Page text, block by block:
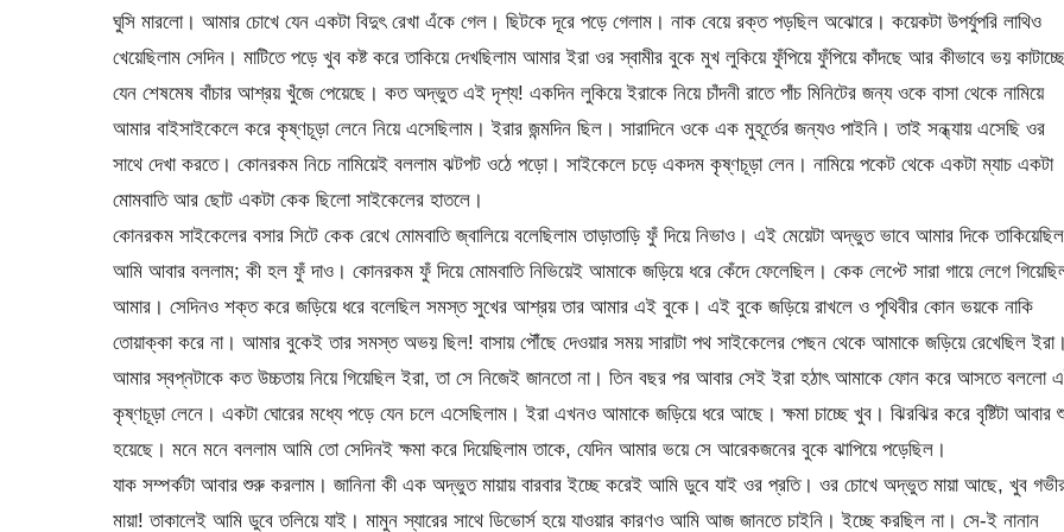
ঘুসি মারলো। আমার চোখে যেন একটা বিদুৎ রেখা এঁকে গেল। ছিটকে দূরে পড়ে গেলাম। নাক বেয়ে রক্ত পড়ছিল অঝোরে। কয়েকটা উপর্যুপরি লাথিও
খেয়েছিলাম সেদিন। মাটিতে পড়ে খুব কষ্ট করে তাকিয়ে দেখছিলাম আমার ইরা ওর স্বামীর বুকে মুখ লুকিয়ে ফুঁপিয়ে ফুঁপিয়ে কাঁদছে আর কীভাবে ভয়
যেন শেষমেষ বাঁচার আশ্রয় খুঁজে পেয়েছে। কত অদ্ভুত এই দৃশ্য! একদিন লুকিয়ে ইরাকে নিয়ে চাঁদনী রাতে পাঁচ মিনিটের জন্য ওকে বাসা থেকে নামিয়ে
আমার বাইসাইকেলে করে কৃষ্ণচূড়া লেনে নিয়ে এসেছিলাম। ইরার জন্মদিন ছিল। সারাদিনে ওকে এক মুহূর্তের জন্যও পাইনি। তাই সন্ধ্যায় এসেছি ওর
সাথে দেখা করতে। কোনরকম নিচে নামিয়েই বললাম ঝটপট ওঠে পড়ো। সাইকেলে চড়ে একদম কৃষ্ণচূড়া লেন। নামিয়ে পকেট থেকে একটা ম্যাচ একটা
মোমবাতি আর ছোট একটা কেক ছিলো সাইকেলের হাতলে।
কোনরকম সাইকেলের বসার সিটে কেক রেখে মোমবাতি জ্বালিয়ে বলেছিলাম তাড়াতাড়ি ফুঁ দিয়ে নিভাও। এই মেয়েটা অদ্ভুত ভাবে আমার দিকে
আমি আবার বললাম; কী হল ফুঁ দাও। কোনরকম ফুঁ দিয়ে মোমবাতি নিভিয়েই আমাকে জড়িয়ে ধরে কেঁদে ফেলেছিল। কেক লেপ্টে সারা গায়ে লেগে
আমার। সেদিনও শক্ত করে জড়িয়ে ধরে বলেছিল সমস্ত সুখের আশ্রয় তার আমার এই বুকে। এই বুকে জড়িয়ে রাখলে ও পৃথিবীর কোন ভয়কে নাকি
তোয়াক্কা করে না। আমার বুকেই তার সমস্ত অভয় ছিল! বাসায় পৌঁছে দেওয়ার সময় সারাটা পথ সাইকেলের পেছন থেকে আমাকে জড়িয়ে রেখেছিল ইরা।
আমার স্বপ্নটাকে কত উচ্চতায় নিয়ে গিয়েছিল ইরা, তা সে নিজেই জানতো না। তিন বছর পর আবার সেই ইরা হঠাৎ আমাকে ফোন করে আসতে বললো
কৃষ্ণচূড়া লেনে। একটা ঘোরের মধ্যে পড়ে যেন চলে এসেছিলাম। ইরা এখনও আমাকে জড়িয়ে ধরে আছে। ক্ষমা চাচ্ছে খুব। ঝিরঝির করে বৃষ্টিটা আবার
হয়েছে। মনে মনে বললাম আমি তো সেদিনই ক্ষমা করে দিয়েছিলাম তাকে, যেদিন আমার ভয়ে সে আরেকজনের বুকে ঝাপিয়ে পড়েছিল।
যাক সম্পর্কটা আবার শুরু করলাম। জানিনা কী এক অদ্ভুত মায়ায় বারবার ইচ্ছে করেই আমি ডুবে যাই ওর প্রতি। ওর চোখে অদ্ভুত মায়া আছে, খুব
মায়া! তাকালেই আমি ডুবে তলিয়ে যাই। মামুন স্যারের সাথে ডিভোর্স হয়ে যাওয়ার কারণও আমি আজ জানতে চাইনি। ইচ্ছে করছিল না। সে-ই নানান